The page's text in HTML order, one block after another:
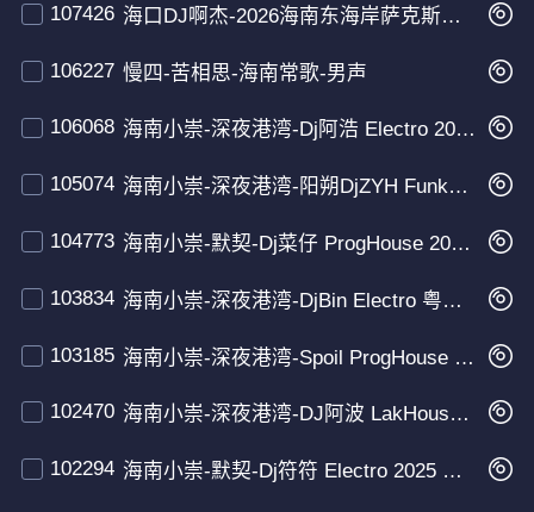
107426 海口DJ啊杰-2026海南东海岸萨克斯沙滩电音风情专辑
106227 慢四-苦相思-海南常歌-男声
106068 海南小崇-深夜港湾-Dj阿浩 Electro 2025 粤语 男声
105074 海南小崇-深夜港湾-阳朔DjZYH FunkyHouse 2025 粤语 男声 空灵鼓
104773 海南小崇-默契-Dj菜仔 ProgHouse 2025 粤语 男声
103834 海南小崇-深夜港湾-DjBin Electro 粤语 男声
103185 海南小崇-深夜港湾-Spoil ProgHouse v2 2025 男声
102470 海南小崇-深夜港湾-DJ阿波 LakHouse 粤语 男声
102294 海南小崇-默契-Dj符符 Electro 2025 粤语 男声